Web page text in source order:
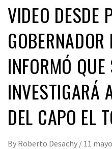
VIDEO DESDE
INFORMÓ QUE
INVESTIGARÁ
DEL CAPO EL
By Roberto Desachy / 11